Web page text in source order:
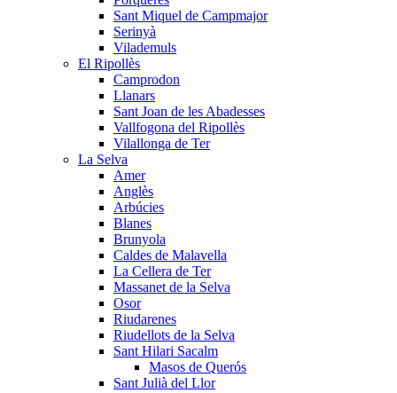
Sant Miquel de Campmajor
Serinyà
Vilademuls
El Ripollès
Camprodon
Llanars
Sant Joan de les Abadesses
Vallfogona del Ripollès
Vilallonga de Ter
La Selva
Amer
Anglès
Arbúcies
Blanes
Brunyola
Caldes de Malavella
La Cellera de Ter
Massanet de la Selva
Osor
Riudarenes
Riudellots de la Selva
Sant Hilari Sacalm
Masos de Querós
Sant Julià del Llor